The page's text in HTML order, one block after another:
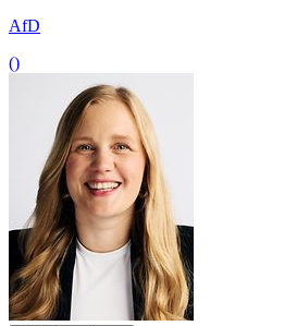
AfD
()